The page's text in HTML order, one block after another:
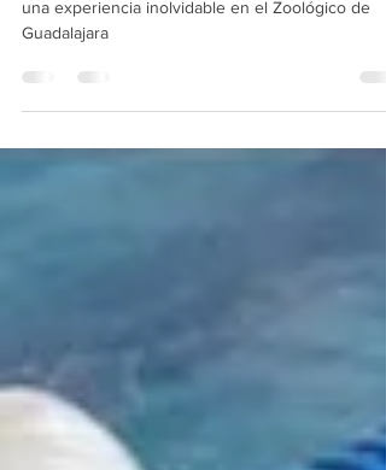
los sentidos
una experiencia inolvidable en el Zoológico de
Guadalajara